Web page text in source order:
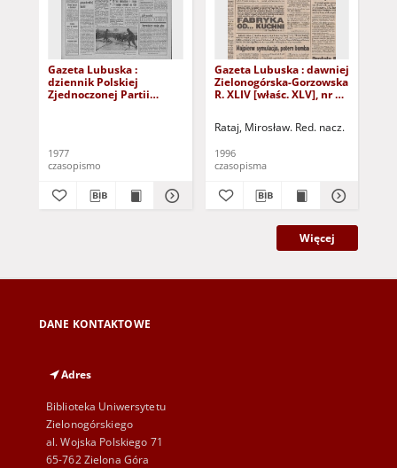
Gazeta Lubuska :
dziennik Polskiej
Zjednoczonej Partii
1977
czasopismo
Gazeta Lubuska : dawniej
Zielonogórska-Gorzowska
R. XLIV [właśc. XLV], nr 52
Rataj, Mirosław. Red. nacz.
1996
czasopisma
Więcej
DANE KONTAKTOWE
Adres
Biblioteka Uniwersytetu
Zielonogórskiego
al. Wojska Polskiego 71
65-762 Zielona Góra